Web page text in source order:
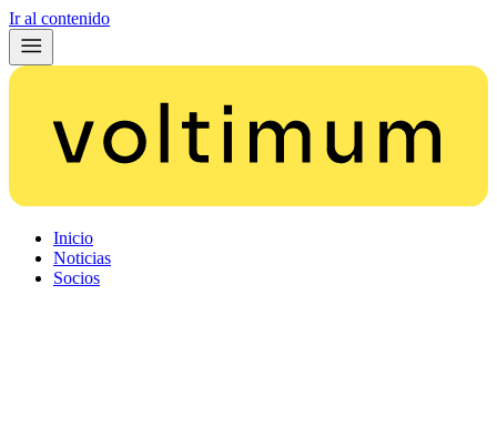
Ir al contenido
Inicio
Noticias
Socios